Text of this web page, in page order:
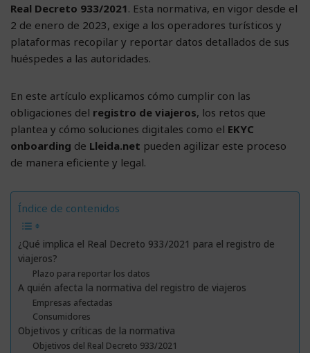
Real Decreto 933/2021 . Esta normativa, en vigor desde el
2 de enero de 2023, exige a los operadores turísticos y
plataformas recopilar y reportar datos detallados de sus
huéspedes a las autoridades.
En este artículo explicamos cómo cumplir con las
obligaciones del registro de viajeros, los retos que
plantea y cómo soluciones digitales como el EKYC
onboarding de Lleida.net pueden agilizar este proceso
de manera eficiente y legal.
Índice de contenidos
¿Qué implica el Real Decreto 933/2021 para el registro de
viajeros?
Plazo para reportar los datos
A quién afecta la normativa del registro de viajeros
Empresas afectadas
Consumidores
Objetivos y críticas de la normativa
Objetivos del Real Decreto 933/2021